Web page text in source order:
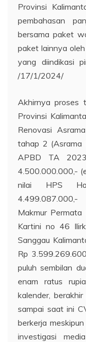
Provinsi
pembahasan
bersama paket
paket lainnya
yang diindikasi
/17/1/2024/
Akhirnya proses
Provinsi
Renovasi
tahap 2 (Asrama
APBD TA
4.500.000.000,-
nilai HPS
Makmur
Kartini no 46
Sanggau
Rp
puluh sembilan
enam ratus
kalender,
sampai saat ini
berkerja
investigasi